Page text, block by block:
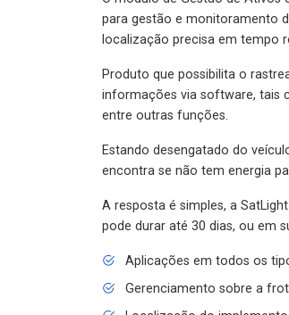
para gestão e monitoramento
localização precisa em tempo
Produto que possibilita o
informações via software, tais
entre outras funções.
Estando desengatado do
encontra se não tem energia
A resposta é simples, a
pode durar até 30 dias, ou em
Aplicações em todos os
Gerenciamento sobre a frota
Localização do implemento